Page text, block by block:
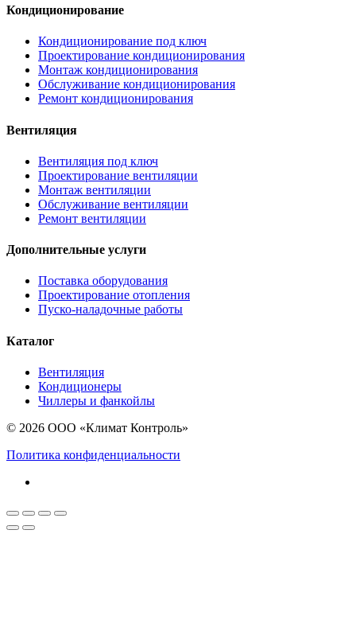
Кондиционирование
Кондиционирование под ключ
Проектирование кондиционирования
Монтаж кондиционирования
Обслуживание кондиционирования
Ремонт кондиционирования
Вентиляция
Вентиляция под ключ
Проектирование вентиляции
Монтаж вентиляции
Обслуживание вентиляции
Ремонт вентиляции
Дополнительные услуги
Поставка оборудования
Проектирование отопления
Пуско-наладочные работы
Каталог
Вентиляция
Кондиционеры
Чиллеры и фанкойлы
© 2026 ООО «Климат Контроль»
Политика конфиденциальности